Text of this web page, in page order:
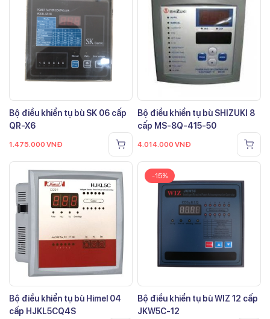
Bộ điều khiển tụ bù SK 06 cấp
QR-X6
1.475.000 VNĐ
Bộ điều khiển tụ bù SHIZUKI 8
cấp MS-8Q-415-50
4.014.000 VNĐ
Bộ điều khiển tụ bù Himel 04
cấp HJKL5CQ4S
-15%
Bộ điều khiển tụ bù WIZ 12 cấp
JKW5C-12